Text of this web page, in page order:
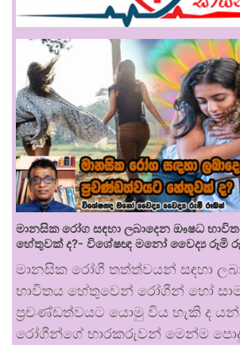
මානසික රෝග සඳහා ලබාදෙන ඖෂධ
හේතුවක් ද?- විශේෂඥ මනෝ වෛද්‍ය රූමි
මානසික රෝගී තත්ත්වයන් සඳහා
භාවිතය හේතුවෙන් රෝගීන් හෝ
ප්‍රචණ්ඩත්වයට යොමු විය හැකි ද
රෝගීන්ගේ භාරකරුවන් මෙන්ම පොදු